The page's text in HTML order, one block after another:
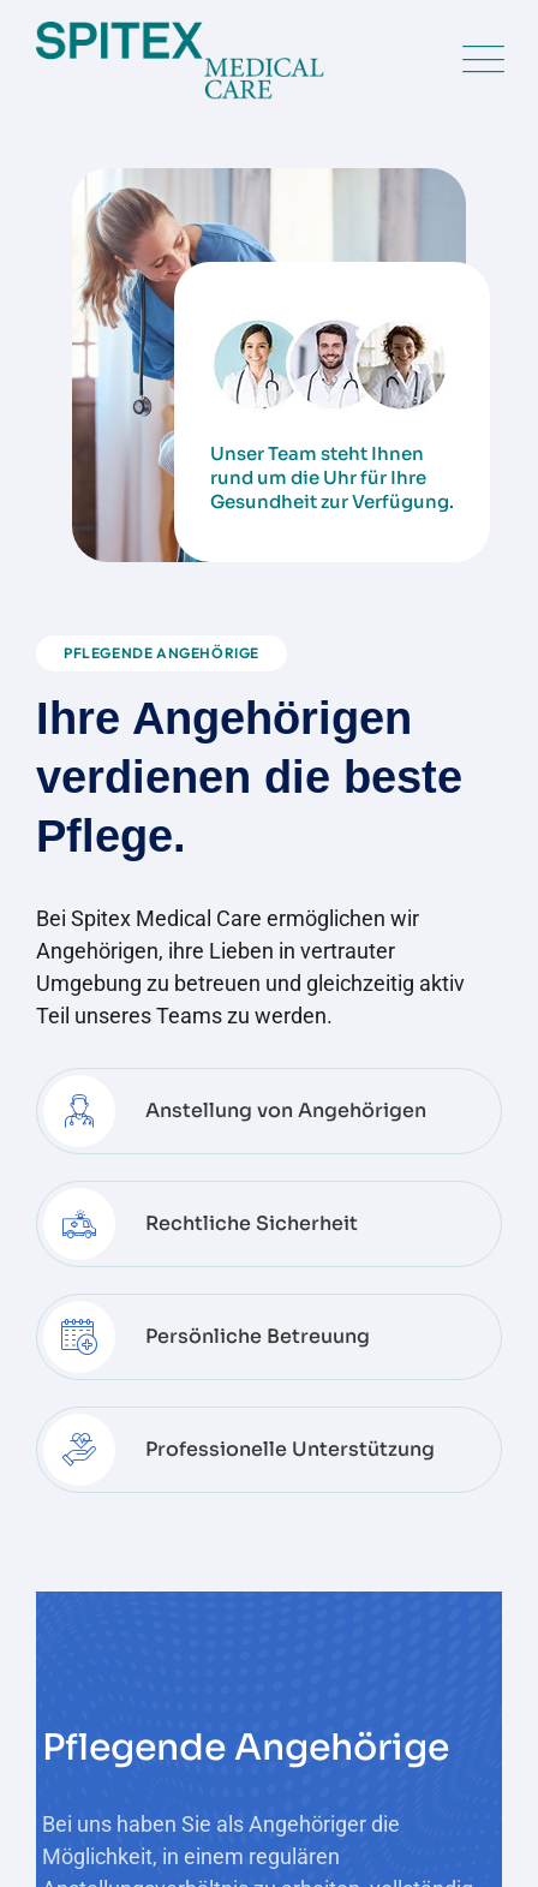
Unser Team steht Ihnen
rund um die Uhr für Ihre
Gesundheit zur Verfügung.
PFLEGENDE ANGEHÖRIGE
Ihre Angehörigen
verdienen die beste
Pflege.
Bei Spitex Medical Care ermöglichen wir
Angehörigen, ihre Lieben in vertrauter
Umgebung zu betreuen und gleichzeitig aktiv
Teil unseres Teams zu werden.
Anstellung von Angehörigen
Rechtliche Sicherheit
Persönliche Betreuung
Professionelle Unterstützung
Pflegende Angehörige
Bei uns haben Sie als Angehöriger die
Möglichkeit, in einem regulären